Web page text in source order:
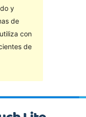
y
de
con
de